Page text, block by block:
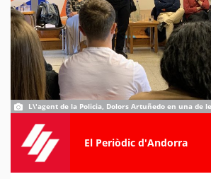
L\'agent de la Policia, Dolors Artuñedo en una de
El Periòdic d'Andorra